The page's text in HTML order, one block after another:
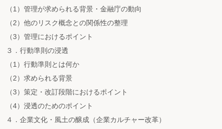
（1）管理が求められる背景・金融庁の動向
（2）他のリスク概念との関係性の整理
（3）管理におけるポイント
３．行動準則の浸透
（1）行動準則とは何か
（2）求められる背景
（3）策定・改訂段階におけるポイント
（4）浸透のためのポイント
４．企業文化・風土の醸成（企業カルチャー改革）